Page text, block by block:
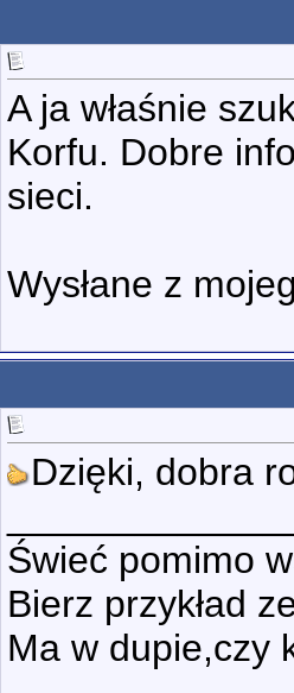
A ja właśnie
Korfu. Dobre
sieci.
Wysłane z
Dzięki, dobra
Świeć pomimo
Bierz przykład
Ma w dupie,czy